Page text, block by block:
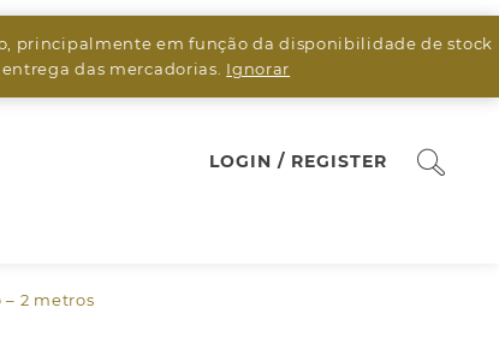
principalmente em função da disponibilidade de stock
das mercadorias. Ignorar
LOGIN / REGISTER
2 metros